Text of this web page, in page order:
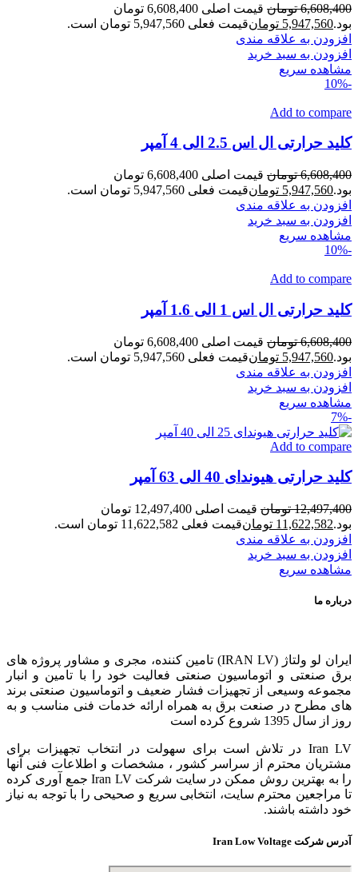
6,608,400 تومان
قیمت اصلی 6,608,400 تومان
بود.5,947,560 تومانقیمت فعلی 5,947,560 تومان است.
افزودن به علاقه مندی
افزودن به سبد خرید
مشاهده سریع
-10%
Add to compare
کلید حرارتی ال اس 2.5 الی 4 آمپر
6,608,400 تومان
قیمت اصلی 6,608,400 تومان
بود.5,947,560 تومانقیمت فعلی 5,947,560 تومان است.
افزودن به علاقه مندی
افزودن به سبد خرید
مشاهده سریع
-10%
Add to compare
کلید حرارتی ال اس 1 الی 1.6 آمپر
6,608,400 تومان
قیمت اصلی 6,608,400 تومان
بود.5,947,560 تومانقیمت فعلی 5,947,560 تومان است.
افزودن به علاقه مندی
افزودن به سبد خرید
مشاهده سریع
-7%
Add to compare
کلید حرارتی هیوندای 40 الی 63 آمپر
12,497,400 تومان
قیمت اصلی 12,497,400 تومان
بود.11,622,582 تومانقیمت فعلی 11,622,582 تومان است.
افزودن به علاقه مندی
افزودن به سبد خرید
مشاهده سریع
درباره ما
ایران لو ولتاژ (IRAN LV) تامین کننده، مجری و مشاور پروژه های
برق صنعتی و اتوماسیون صنعتی فعالیت خود را با تامین و انبار
مجموعه وسیعی از تجهیزات فشار ضعیف و اتوماسیون صنعتی برند
های مطرح در صنعت برق به همراه ارائه خدمات فنی مناسب و به
روز از سال 1395 شروع کرده است
Iran LV در تلاش است برای سهولت در انتخاب تجهیزات برای
مشتریان محترم از سراسر کشور ، مشخصات و اطلاعات فنی آنها
را به بهترین روش ممکن در سایت شرکت Iran LV جمع آوری کرده
تا مراجعین محترم سایت، انتخابی سریع و صحیحی را با توجه به نیاز
خود داشته باشند.
آدرس شرکت Iran Low Voltage